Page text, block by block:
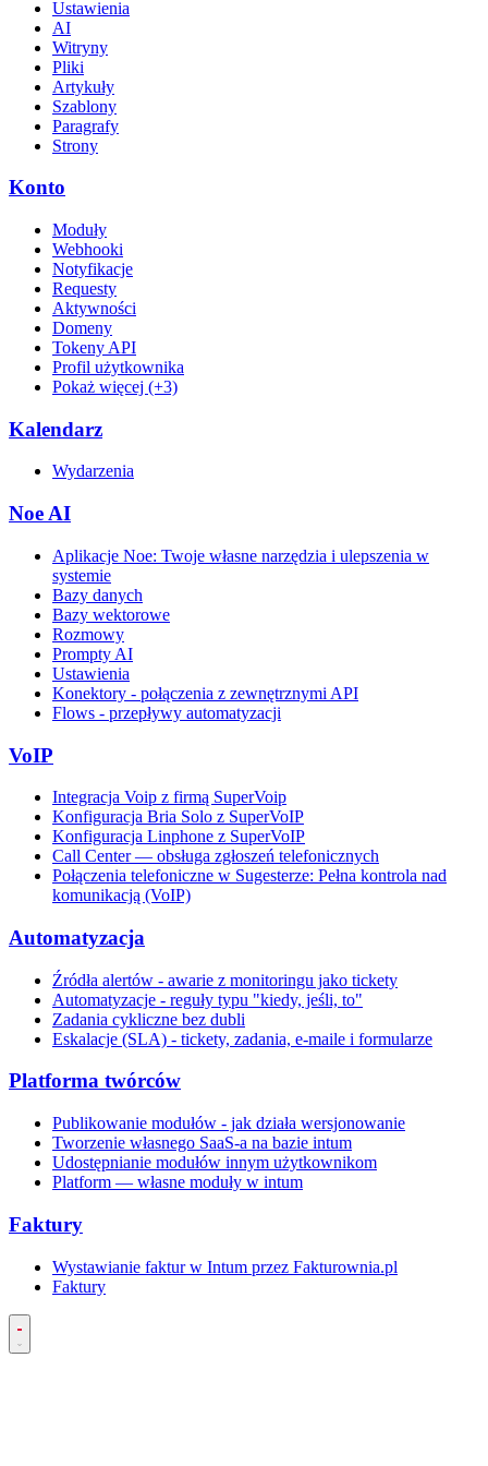
Ustawienia
AI
Witryny
Pliki
Artykuły
Szablony
Paragrafy
Strony
Konto
Moduły
Webhooki
Notyfikacje
Requesty
Aktywności
Domeny
Tokeny API
Profil użytkownika
Pokaż więcej (+3)
Kalendarz
Wydarzenia
Noe AI
Aplikacje Noe: Twoje własne narzędzia i ulepszenia w
systemie
Bazy danych
Bazy wektorowe
Rozmowy
Prompty AI
Ustawienia
Konektory - połączenia z zewnętrznymi API
Flows - przepływy automatyzacji
VoIP
Integracja Voip z firmą SuperVoip
Konfiguracja Bria Solo z SuperVoIP
Konfiguracja Linphone z SuperVoIP
Call Center — obsługa zgłoszeń telefonicznych
Połączenia telefoniczne w Sugesterze: Pełna kontrola nad
komunikacją (VoIP)
Automatyzacja
Źródła alertów - awarie z monitoringu jako tickety
Automatyzacje - reguły typu "kiedy, jeśli, to"
Zadania cykliczne bez dubli
Eskalacje (SLA) - tickety, zadania, e-maile i formularze
Platforma twórców
Publikowanie modułów - jak działa wersjonowanie
Tworzenie własnego SaaS-a na bazie intum
Udostępnianie modułów innym użytkownikom
Platform — własne moduły w intum
Faktury
Wystawianie faktur w Intum przez Fakturownia.pl
Faktury